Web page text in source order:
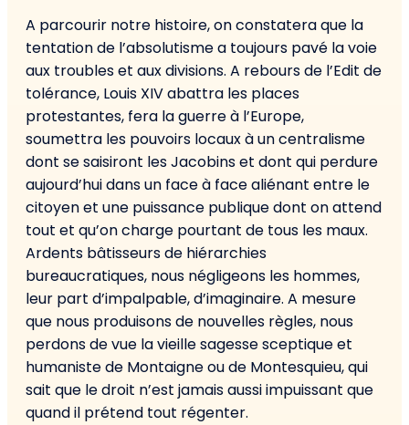
A parcourir notre histoire, on constatera que la
tentation de l’absolutisme a toujours pavé la voie
aux troubles et aux divisions. A rebours de l’Edit de
tolérance, Louis XIV abattra les places
protestantes, fera la guerre à l’Europe,
soumettra les pouvoirs locaux à un centralisme
dont se saisiront les Jacobins et dont qui perdure
aujourd’hui dans un face à face aliénant entre le
citoyen et une puissance publique dont on attend
tout et qu’on charge pourtant de tous les maux.
Ardents bâtisseurs de hiérarchies
bureaucratiques, nous négligeons les hommes,
leur part d’impalpable, d’imaginaire. A mesure
que nous produisons de nouvelles règles, nous
perdons de vue la vieille sagesse sceptique et
humaniste de Montaigne ou de Montesquieu, qui
sait que le droit n’est jamais aussi impuissant que
quand il prétend tout régenter.